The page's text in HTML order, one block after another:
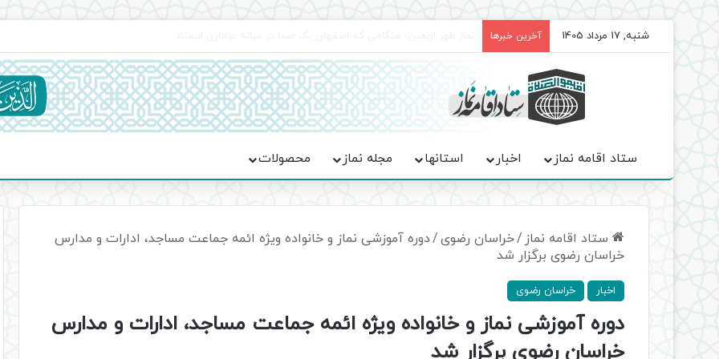
شنبه, 17 مرداد 1405 آخرین خبرها
ستاد اقامه نماز اخبار استانها مجله نماز محصولات
ستاد اقامه نماز /خراسان رضوی/دوره آموزشی نماز و خانواده ویژه ائمه جماعت مساجد، ادارات و مدارس
خراسان رضوی برگزار شد
اخبار خراسان رضوی
دوره آموزشی نماز و خانواده ویژه ائمه جماعت مساجد، ادارات و مدارس
خراسان رضوی برگزار شد